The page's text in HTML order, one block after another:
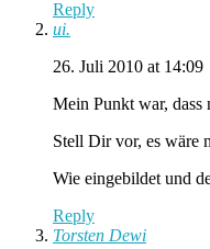
Reply
ui.
26. Juli 2010 at 14:09
Mein Punkt war, dass
Stell Dir vor, es wäre
Wie eingebildet und
Reply
Torsten Dewi